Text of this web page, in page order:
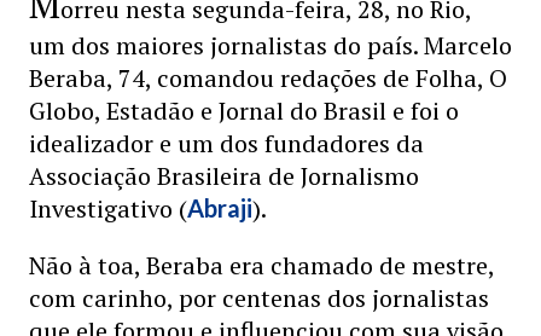
orreu nesta segunda-feira, 28, no Rio,
um dos maiores jornalistas do país. Marcelo
Beraba, 74, comandou redações de Folha, O
Globo, Estadão e Jornal do Brasil e foi o
idealizador e um dos fundadores da
Associação Brasileira de Jornalismo
Investigativo (Abraji).
Não à toa, Beraba era chamado de mestre,
com carinho, por centenas dos jornalistas